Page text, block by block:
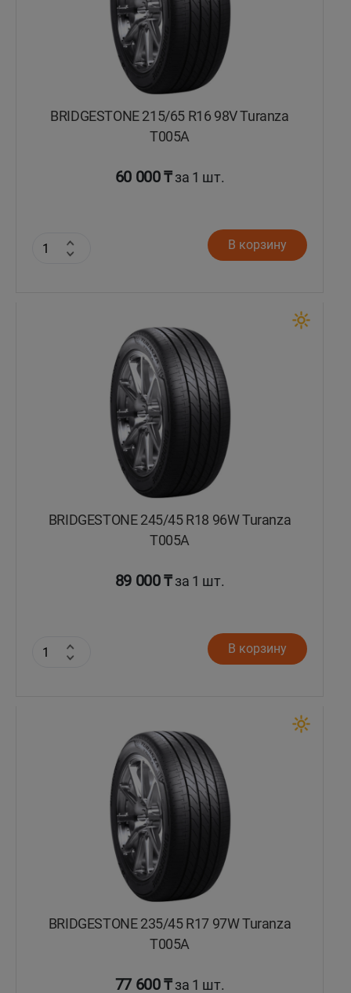
BRIDGESTONE 215/65 R16 98V Turanza
T005А
60 000 ₸за 1 шт.
В корзину
BRIDGESTONE 245/45 R18 96W Turanza
T005А
89 000 ₸за 1 шт.
В корзину
BRIDGESTONE 235/45 R17 97W Turanza
T005А
77 600 ₸за 1 шт.